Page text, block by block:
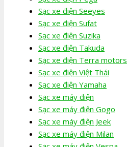
Sạc xe điện Seeyes
Sạc xe điện Sufat
Sạc xe điện Suzika
Sạc xe điện Takuda
Sạc xe điện Terra motors
Sạc xe điện Việt Thái
Sạc xe điện Yamaha
Sạc xe máy điện
Sạc xe máy điện Gogo
Sạc xe máy điện Jeek
Sạc xe máy điện Milan